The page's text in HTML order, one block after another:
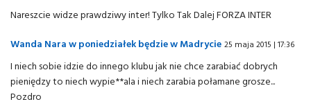
Nareszcie widze prawdziwy inter! Tylko Tak Dalej FORZA INTER
Wanda Nara w poniedziałek będzie w Madrycie 25 maja 2015 | 17:36
I niech sobie idzie do innego klubu jak nie chce zarabiać dobrych
pieniędzy to niech wypie**ala i niech zarabia połamane grosze...
Pozdro